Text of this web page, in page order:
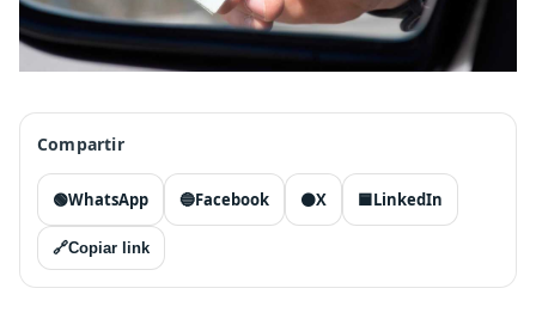
Compartir
🟢WhatsApp 🔵Facebook ⚫X 🟦LinkedIn
🔗Copiar link